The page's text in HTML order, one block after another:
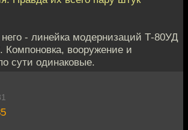
него - линейка модернизаций Т-80УД
Компоновка, вооружение и
сути одинаковые.